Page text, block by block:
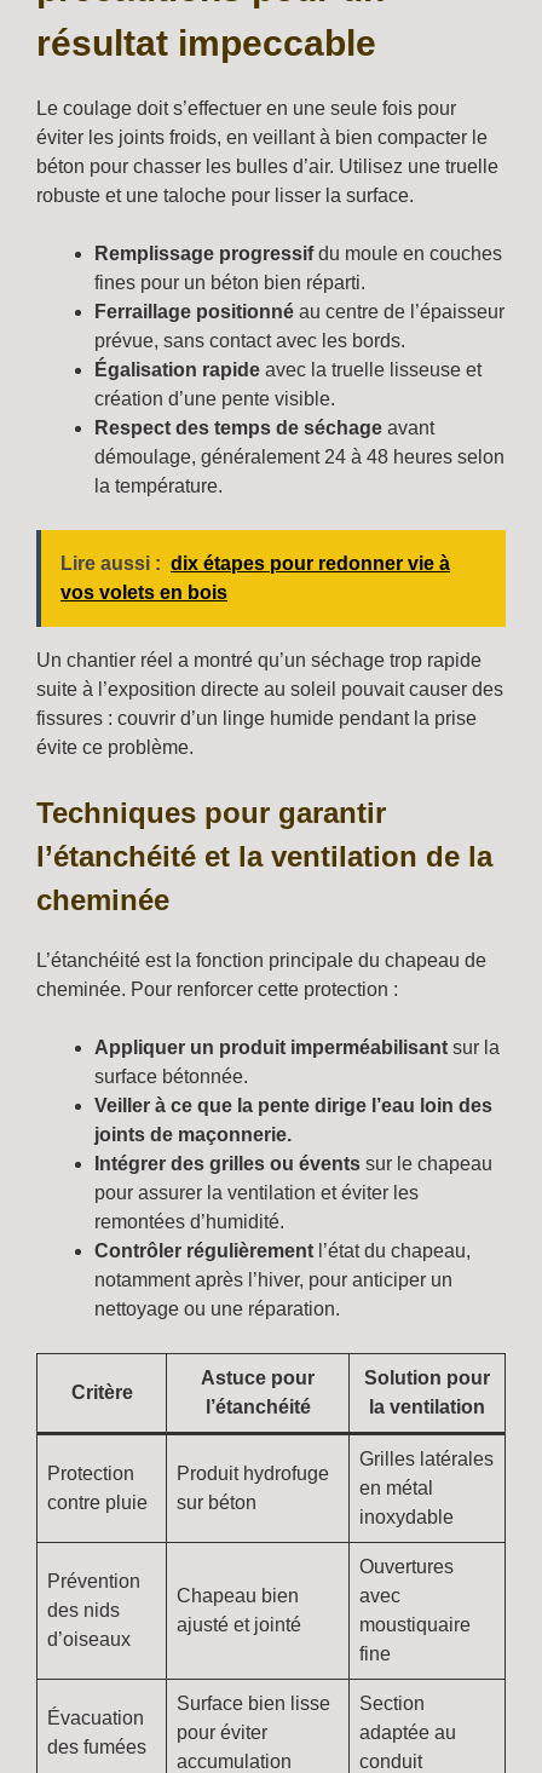
résultat impeccable
Le coulage doit s’effectuer en une seule fois pour
éviter les joints froids, en veillant à bien compacter le
béton pour chasser les bulles d’air. Utilisez une truelle
robuste et une taloche pour lisser la surface.
Remplissage progressifdu moule en couches
fines pour un béton bien réparti.
Ferraillage positionné au centre de l’épaisseur
prévue, sans contact avec les bords.
Égalisation rapide avec la truelle lisseuse et
création d’une pente visible.
Respect des temps de séchage avant
démoulage, généralement 24 à 48 heures selon
la température.
Lire aussi : dix étapes pour redonner vie à
vos volets en bois
Un chantier réel a montré qu’un séchage trop rapide
suite à l’exposition directe au soleil pouvait causer des
fissures : couvrir d’un linge humide pendant la prise
évite ce problème.
Techniques pour garantir
l’étanchéité et la ventilation de la
cheminée
L’étanchéité est la fonction principale du chapeau de
cheminée. Pour renforcer cette protection :
Appliquer un produit imperméabilisant sur la
surface bétonnée.
Veiller à ce que la pente dirige l’eau loin des
joints de maçonnerie.
Intégrer des grilles ou évents sur le chapeau
pour assurer la ventilation et éviter les
remontées d’humidité.
Contrôler régulièrement l’état du chapeau,
notamment après l’hiver, pour anticiper un
nettoyage ou une réparation.
Critère
Astuce pour
l’étanchéité
Solution pour
la ventilation
Protection
contre pluie
Produit hydrofuge
sur béton
Grilles latérales
en métal
inoxydable
Prévention
des nids
d’oiseaux
Chapeau bien
ajusté et jointé
Ouvertures
avec
moustiquaire
fine
Évacuation
des fumées
Surface bien lisse
pour éviter
accumulation
Section
adaptée au
conduit